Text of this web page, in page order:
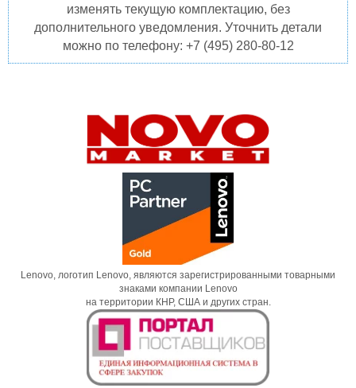
изменять текущую комплектацию, без
дополнительного уведомления. Уточнить детали
можно по телефону: +7 (495) 280-80-12
Lenovo, логотип Lenovo, являются зарегистрированными товарными
знаками компании Lenovo
на территории КНР, США и других стран.